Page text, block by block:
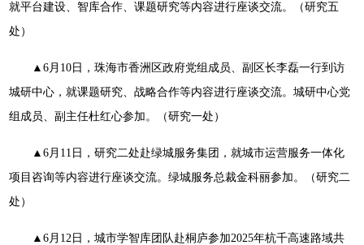
就平台建设、智库合作、课题研究等内容进行座谈交流。（研究五
处）
▲6月10日，珠海市香洲区政府党组成员、副区长李磊一行到访
城研中心，就课题研究、战略合作等内容进行座谈交流。城研中心党
组成员、副主任杜红心参加。（研究一处）
▲6月11日，研究二处赴绿城服务集团，就城市运营服务一体化
项目咨询等内容进行座谈交流。绿城服务总裁金科丽参加。（研究二
处）
▲6月12日，城市学智库团队赴桐庐参加2025年杭千高速路域共